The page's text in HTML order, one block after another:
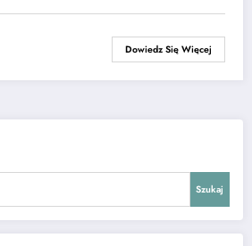
Dowiedz Się Więcej
Szukaj